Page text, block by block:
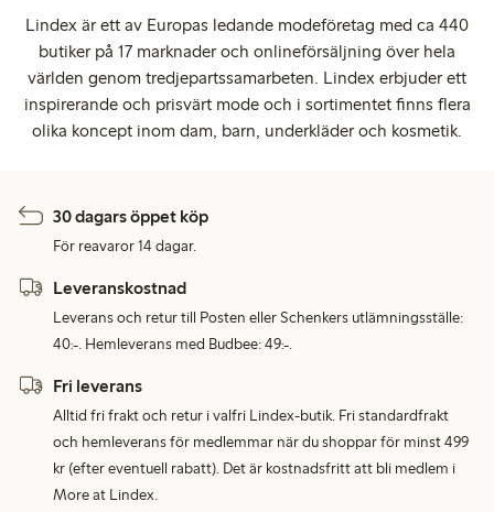
Lindex är ett av Europas ledande modeföretag med ca 440
butiker på 17 marknader och onlineförsäljning över hela
världen genom tredjepartssamarbeten. Lindex erbjuder ett
inspirerande och prisvärt mode och i sortimentet finns flera
olika koncept inom dam, barn, underkläder och kosmetik.
30 dagars öppet köp
För reavaror 14 dagar.
Leveranskostnad
Leverans och retur till Posten eller Schenkers utlämningsställe:
40:-. Hemleverans med Budbee: 49:-.
Fri leverans
Alltid fri frakt och retur i valfri Lindex-butik. Fri standardfrakt
och hemleverans för medlemmar när du shoppar för minst 499
kr (efter eventuell rabatt). Det är kostnadsfritt att bli medlem i
More at Lindex.